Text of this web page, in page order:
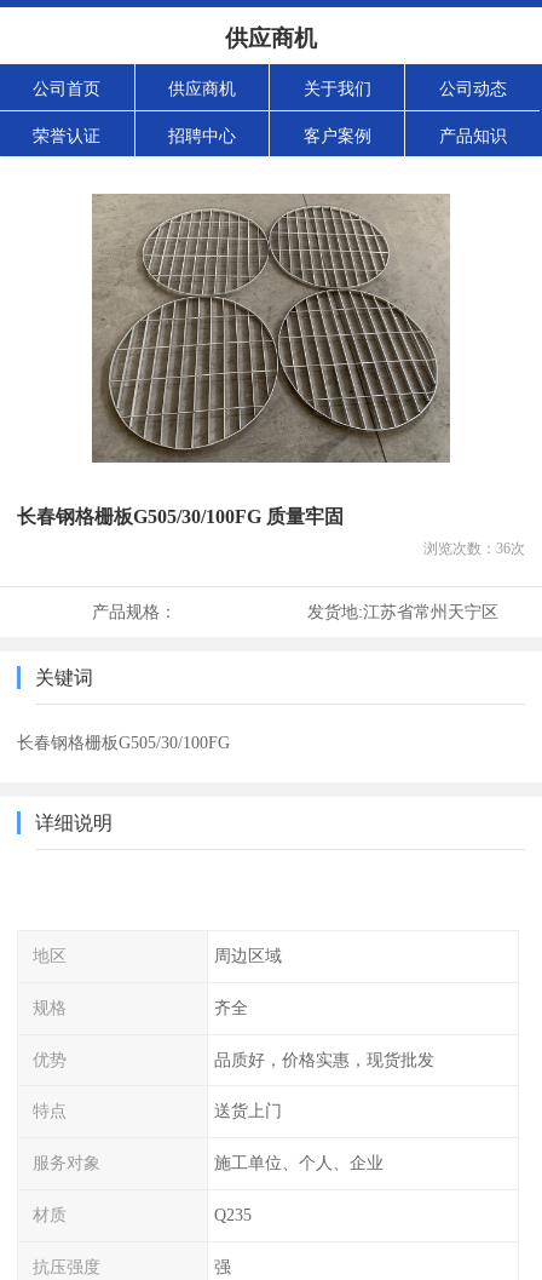
供应商机
公司首页 供应商机 关于我们 公司动态
荣誉认证 招聘中心 客户案例 产品知识
长春钢格栅板G505/30/100FG 质量牢固
浏览次数： 36次
产品规格： 发货地:江苏省常州天宁区
关键词
长春钢格栅板G505/30/100FG
详细说明
地区 周边区域
规格 齐全
优势 品质好，价格实惠，现货批发
特点 送货上门
服务对象 施工单位、个人、企业
材质 Q235
抗压强度 强